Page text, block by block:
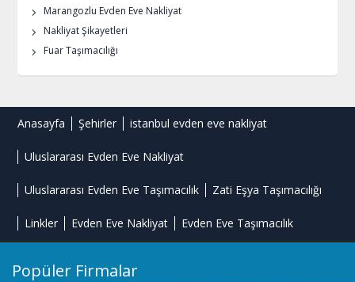
Marangozlu Evden Eve Nakliyat
Nakliyat Şikayetleri
Fuar Taşımacılığı
Anasayfa Şehirler istanbul evden eve nakliyat
Uluslararası Evden Eve Nakliyat
Uluslararası Evden Eve Taşımacılık Zati Eşya Taşımacılığı
Linkler Evden Eve Nakliyat Evden Eve Taşımacılık
Popüler Firmalar